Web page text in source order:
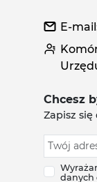
E-
Chcesz
Zapisz
danych